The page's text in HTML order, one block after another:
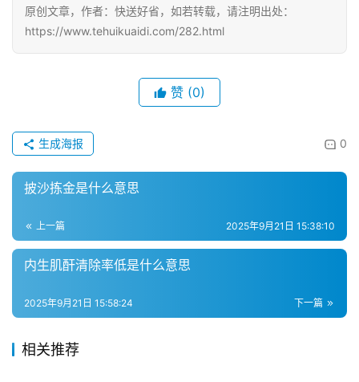
原创文章，作者：快送好省，如若转载，请注明出处：
https://www.tehuikuaidi.com/282.html
赞 (0)
0
生成海报
披沙拣金是什么意思
上一篇 2025年9月21日 15:38:10
内生肌酐清除率低是什么意思
下一篇
2025年9月21日 15:58:24
相关推荐